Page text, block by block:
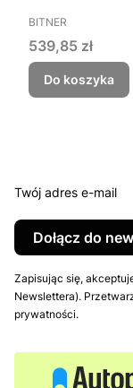
PRODUCENT
BITNER
Cena
539,85 zł
Do koszyka
Twój adres e-mail
Dołącz do
Zapisując się,
Newslettera).
prywatności.